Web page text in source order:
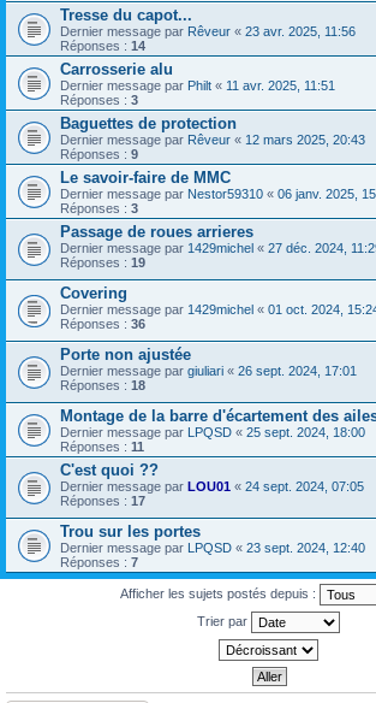
Tresse du capot...
Dernier message par Rêveur « 23 avr. 2025, 11:56
Réponses : 14
Carrosserie alu
Dernier message par Philt « 11 avr. 2025, 11:51
Réponses : 3
Baguettes de protection
Dernier message par Rêveur « 12 mars 2025, 20:43
Réponses : 9
Le savoir-faire de MMC
Dernier message par Nestor59310 « 06 janv. 2025,
Réponses : 3
Passage de roues arrieres
Dernier message par 1429michel « 27 déc. 2024,
Réponses : 19
Covering
Dernier message par 1429michel « 01 oct. 2024,
Réponses : 36
Porte non ajustée
Dernier message par giuliari « 26 sept. 2024, 17:01
Réponses : 18
Montage de la barre d'écartement des
Dernier message par LPQSD « 25 sept. 2024, 18:00
Réponses : 11
C'est quoi ??
Dernier message par LOU01 « 24 sept. 2024, 07:05
Réponses : 17
Trou sur les portes
Dernier message par LPQSD « 23 sept. 2024, 12:40
Réponses : 7
Afficher les sujets postés depuis :
Trier par